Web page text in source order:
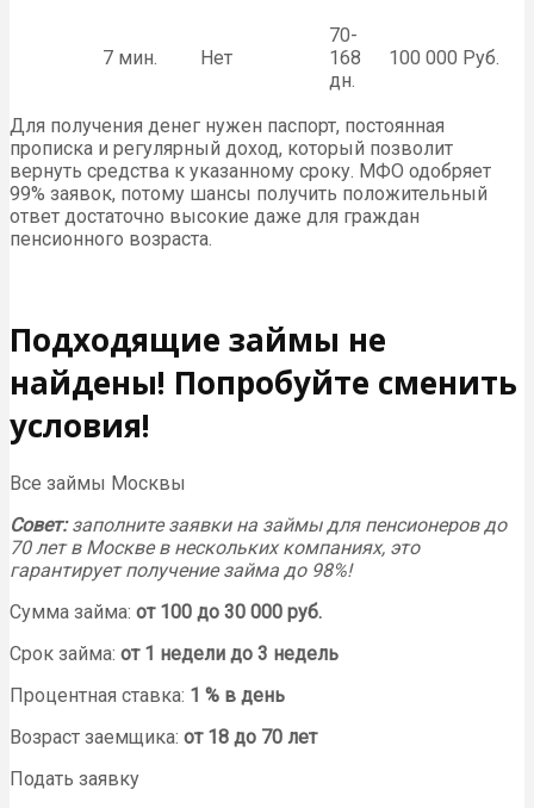
7 мин. Нет
70-
168
дн.
100 000 Руб.
Для получения денег нужен паспорт, постоянная
прописка и регулярный доход, который позволит
вернуть средства к указанному сроку. МФО одобряет
99% заявок, потому шансы получить положительный
ответ достаточно высокие даже для граждан
пенсионного возраста.
Подходящие займы не
найдены! Попробуйте сменить
условия!
Все займы Москвы
Совет:заполните заявки на займы для пенсионеров до
70 лет в Москве в нескольких компаниях, это
гарантирует получение займа до 98%!
Сумма займа: от 100 до 30 000 руб.
Срок займа: от 1 недели до 3 недель
Процентная ставка: 1 % в день
Возраст заемщика: от 18 до 70 лет
Подать заявку